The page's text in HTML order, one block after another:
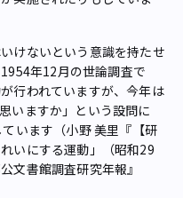
けないという意識を持たせ
年12月の世論調査で
行われていますが、今年は
いますか」という設問に
います（小野 美里『【研
いにする運動」（昭和29
文書館調査研究年報』